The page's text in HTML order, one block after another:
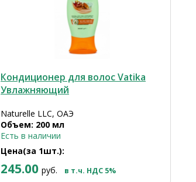
Кондиционер для волос Vatika
Увлажняющий
Naturelle LLC, ОАЭ
Объем: 200 мл
Есть в наличии
Цена(за 1шт.):
245.00 руб. в т.ч. НДС 5%